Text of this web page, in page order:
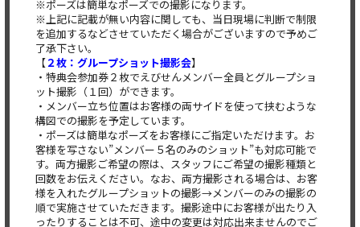
※ポーズは簡単なポーズでの撮影になります。
※上記に記載が無い内容に関しても、当日現場に判断で制限
を追加するなどさせていただく場合がございますので予めご
了承下さい。
【２枚：グループショット撮影会】
・特典会参加券２枚でえびせんメンバー全員とグループショ
ット撮影（１回）ができます。
・メンバー立ち位置はお客様の両サイドを使って挟むような
構図での撮影を予定しています。
・ポーズは簡単なポーズをお客様にご指定いただけます。お
客様を写さない”メンバー５名のみのショット”も対応可能で
す。両方撮影ご希望の際は、スタッフにご希望の撮影種類と
回数をお伝えください。なお、両方撮影される場合は、お客
様を入れたグループショットの撮影→メンバーのみの撮影の
順で実施させていただきます。撮影途中にお客様が出たり入
ったりすることは不可、途中の変更は対応出来ませんのでご